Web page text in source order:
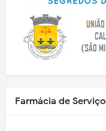
Farmácia de Serviço